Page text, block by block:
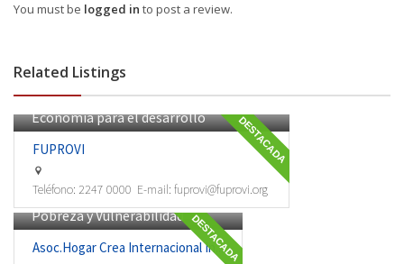
You must be logged in to post a review.
Related Listings
DESTACADA
Economía para el desarrollo
FUPROVI
Teléfono: 2247 0000 E-mail: fuprovi@fuprovi.org
DESTACADA
Pobreza y Vulnerabilidad
Asoc.Hogar Crea Internacional In...